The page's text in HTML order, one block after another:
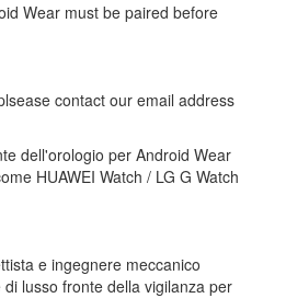
Wear must be paired before
contact our email address
dell'orologio per Android Wear
HUAWEI Watch / LG G Watch
e ingegnere meccanico
lusso fronte della vigilanza per